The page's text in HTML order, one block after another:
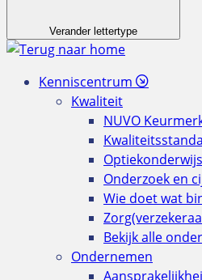
Verander lettertype
Kenniscentrum
Kwaliteit
NUVO
Optiekonderwijs
Onderzoek en
Wie doet wat
Bekijk alle
Ondernemen